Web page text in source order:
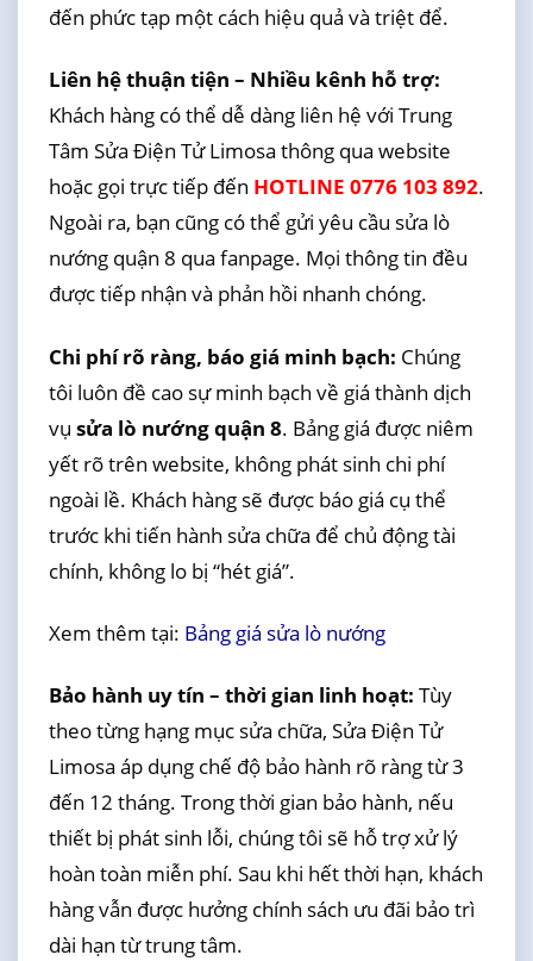
đến phức tạp một cách hiệu quả và triệt để.
Liên hệ thuận tiện – Nhiều kênh hỗ trợ:
Khách hàng có thể dễ dàng liên hệ với Trung
Tâm Sửa Điện Tử Limosa thông qua website
hoặc gọi trực tiếp đến HOTLINE 0776 103 892.
Ngoài ra, bạn cũng có thể gửi yêu cầu sửa lò
nướng quận 8 qua fanpage. Mọi thông tin đều
được tiếp nhận và phản hồi nhanh chóng.
Chi phí rõ ràng, báo giá minh bạch: Chúng
tôi luôn đề cao sự minh bạch về giá thành dịch
vụ sửa lò nướng quận 8. Bảng giá được niêm
yết rõ trên website, không phát sinh chi phí
ngoài lề. Khách hàng sẽ được báo giá cụ thể
trước khi tiến hành sửa chữa để chủ động tài
chính, không lo bị “hét giá”.
Xem thêm tại: Bảng giá sửa lò nướng
Bảo hành uy tín – thời gian linh hoạt: Tùy
theo từng hạng mục sửa chữa, Sửa Điện Tử
Limosa áp dụng chế độ bảo hành rõ ràng từ 3
đến 12 tháng. Trong thời gian bảo hành, nếu
thiết bị phát sinh lỗi, chúng tôi sẽ hỗ trợ xử lý
hoàn toàn miễn phí. Sau khi hết thời hạn, khách
hàng vẫn được hưởng chính sách ưu đãi bảo trì
dài hạn từ trung tâm.